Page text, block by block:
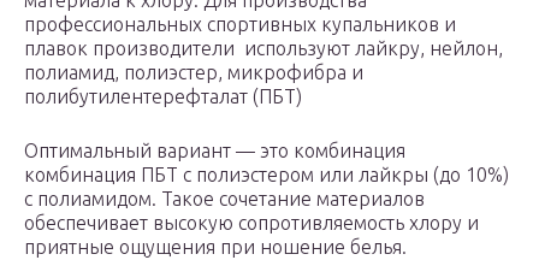
профессиональных спортивных купальников и
плавок производители используют лайкру, нейлон,
полиамид, полиэстер, микрофибра и
полибутилентерефталат (ПБТ)
Оптимальный вариант — это комбинация
комбинация ПБТ с полиэстером или лайкры (до 10%)
с полиамидом. Такое сочетание материалов
обеспечивает высокую сопротивляемость хлору и
приятные ощущения при ношение белья.